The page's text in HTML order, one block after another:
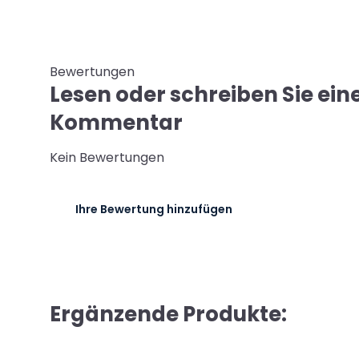
Bewertungen
Lesen oder schreiben Sie
Kommentar
Kein Bewertungen
Ihre Bewertung hinzufügen
Ergänzende Produkte: